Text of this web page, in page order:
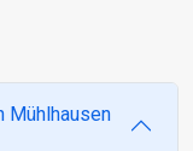
Mühlhausen